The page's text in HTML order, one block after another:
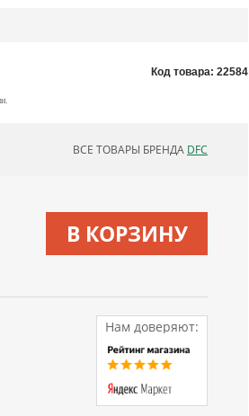
Код товара: 22584
ОБНОВЛЯЮ СПИСОК
ВСЕ ТОВАРЫ БРЕНДА DFC
В КОРЗИНУ
Нам доверяют: